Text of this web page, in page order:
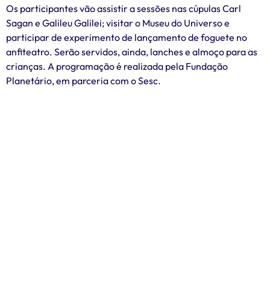
Os participantes vão assistir a sessões nas cúpulas Carl
Sagan e Galileu Galilei; visitar o Museu do Universo e
participar de experimento de lançamento de foguete no
anfiteatro. Serão servidos, ainda, lanches e almoço para as
crianças. A programação é realizada pela Fundação
Planetário, em parceria com o Sesc.